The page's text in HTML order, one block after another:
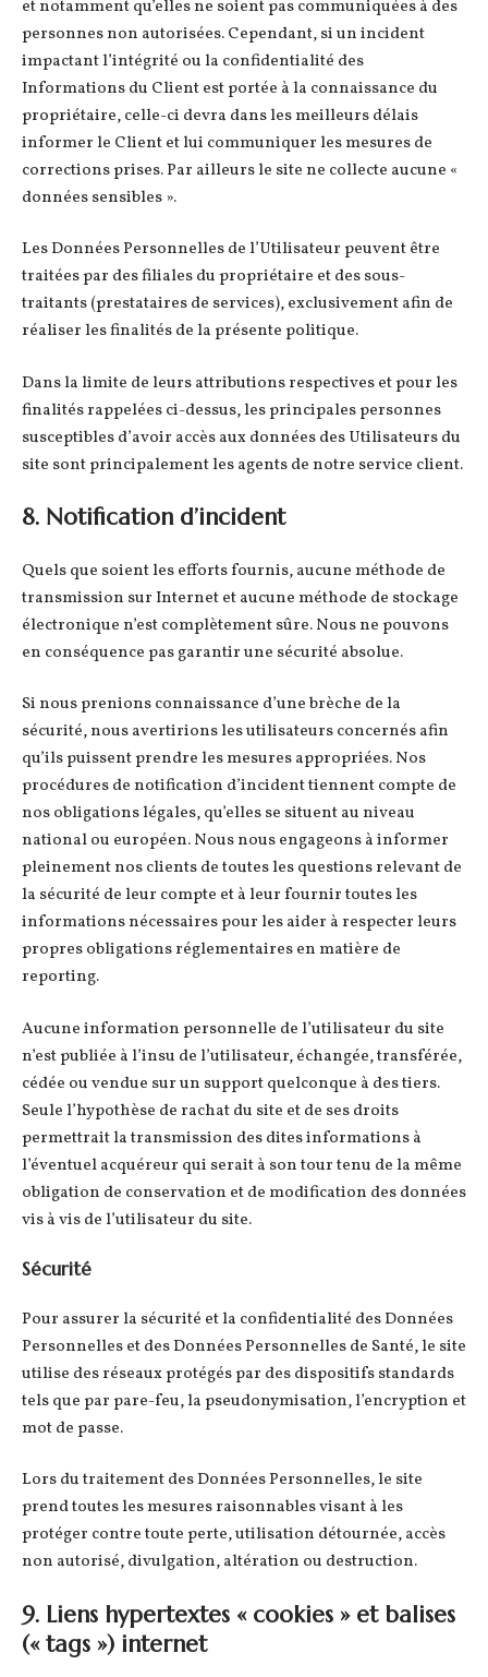
et notamment qu’elles ne soient pas communiquées à des
personnes non autorisées. Cependant, si un incident
impactant l’intégrité ou la confidentialité des
Informations du Client est portée à la connaissance du
propriétaire, celle-ci devra dans les meilleurs délais
informer le Client et lui communiquer les mesures de
corrections prises. Par ailleurs le site ne collecte aucune «
données sensibles ».
Les Données Personnelles de l’Utilisateur peuvent être
traitées par des filiales du propriétaire et des sous-
traitants (prestataires de services), exclusivement afin de
réaliser les finalités de la présente politique.
Dans la limite de leurs attributions respectives et pour les
finalités rappelées ci-dessus, les principales personnes
susceptibles d’avoir accès aux données des Utilisateurs du
site sont principalement les agents de notre service client.
8. Notification d’incident
Quels que soient les efforts fournis, aucune méthode de
transmission sur Internet et aucune méthode de stockage
électronique n’est complètement sûre. Nous ne pouvons
en conséquence pas garantir une sécurité absolue.
Si nous prenions connaissance d’une brèche de la
sécurité, nous avertirions les utilisateurs concernés afin
qu’ils puissent prendre les mesures appropriées. Nos
procédures de notification d’incident tiennent compte de
nos obligations légales, qu’elles se situent au niveau
national ou européen. Nous nous engageons à informer
pleinement nos clients de toutes les questions relevant de
la sécurité de leur compte et à leur fournir toutes les
informations nécessaires pour les aider à respecter leurs
propres obligations réglementaires en matière de
reporting.
Aucune information personnelle de l’utilisateur du site
n’est publiée à l’insu de l’utilisateur, échangée, transférée,
cédée ou vendue sur un support quelconque à des tiers.
Seule l’hypothèse de rachat du site et de ses droits
permettrait la transmission des dites informations à
l’éventuel acquéreur qui serait à son tour tenu de la même
obligation de conservation et de modification des données
vis à vis de l’utilisateur du site.
Sécurité
Pour assurer la sécurité et la confidentialité des Données
Personnelles et des Données Personnelles de Santé, le site
utilise des réseaux protégés par des dispositifs standards
tels que par pare-feu, la pseudonymisation, l’encryption et
mot de passe.
Lors du traitement des Données Personnelles, le site
prend toutes les mesures raisonnables visant à les
protéger contre toute perte, utilisation détournée, accès
non autorisé, divulgation, altération ou destruction.
9. Liens hypertextes « cookies » et balises
(« tags ») internet